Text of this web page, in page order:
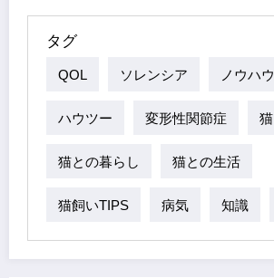
タグ
QOL ソレンシア ノウハウ
ハウツー 変形性関節症 猫
猫との暮らし 猫との生活
猫飼いTIPS 病気 知識